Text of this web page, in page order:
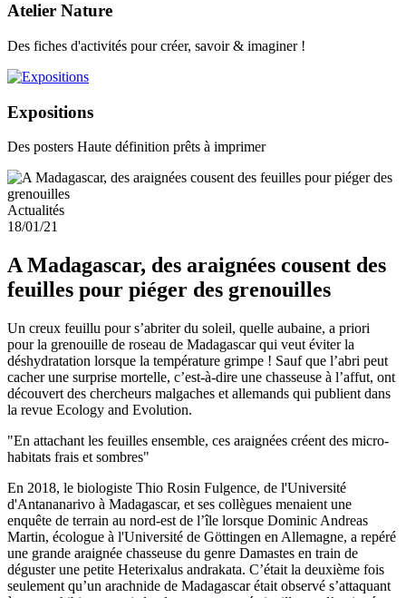
Atelier Nature
Des fiches d'activités pour créer, savoir & imaginer !
Expositions
Des posters Haute définition prêts à imprimer
Actualités
18/01/21
A Madagascar, des araignées cousent des
feuilles pour piéger des grenouilles
Un creux feuillu pour s’abriter du soleil, quelle aubaine, a priori
pour la grenouille de roseau de Madagascar qui veut éviter la
déshydratation lorsque la température grimpe ! Sauf que l’abri peut
cacher une surprise mortelle, c’est-à-dire une chasseuse à l’affut, ont
découvert des chercheurs malgaches et allemands qui publient dans
la revue Ecology and Evolution.
"En attachant les feuilles ensemble, ces araignées créent des micro-
habitats frais et sombres"
En 2018, le biologiste Thio Rosin Fulgence, de l'Université
d'Antananarivo à Madagascar, et ses collègues menaient une
enquête de terrain au nord-est de l’île lorsque Dominic Andreas
Martin, écologue à l'Université de Göttingen en Allemagne, a repéré
une grande araignée chasseuse du genre Damastes en train de
déguster une petite Heterixalus andrakata. C’était la deuxième fois
seulement qu’un arachnide de Madagascar était observé s’attaquant